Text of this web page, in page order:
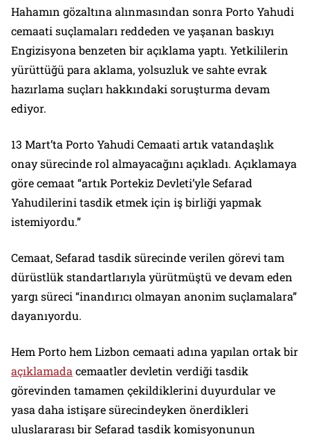
Hahamın gözaltına alınmasından sonra Porto Yahudi
cemaati suçlamaları reddeden ve yaşanan baskıyı
Engizisyona benzeten bir açıklama yaptı. Yetkililerin
yürüttüğü para aklama, yolsuzluk ve sahte evrak
hazırlama suçları hakkındaki soruşturma devam
ediyor.
13 Mart’ta Porto Yahudi Cemaati artık vatandaşlık
onay sürecinde rol almayacağını açıkladı. Açıklamaya
göre cemaat “artık Portekiz Devleti’yle Sefarad
Yahudilerini tasdik etmek için iş birliği yapmak
istemiyordu.”
Cemaat, Sefarad tasdik sürecinde verilen görevi tam
dürüstlük standartlarıyla yürütmüştü ve devam eden
yargı süreci “inandırıcı olmayan anonim suçlamalara”
dayanıyordu.
Hem Porto hem Lizbon cemaati adına yapılan ortak bir
açıklamada cemaatler devletin verdiği tasdik
görevinden tamamen çekildiklerini duyurdular ve
yasa daha istişare sürecindeyken önerdikleri
uluslararası bir Sefarad tasdik komisyonunun